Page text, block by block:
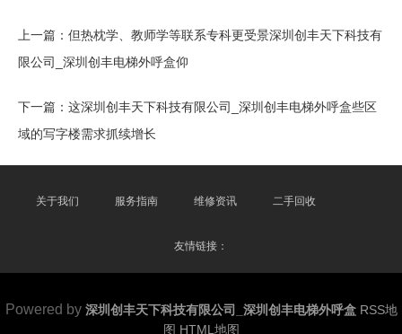
上一篇： 但热枕学、教师学等联系专科更受景深圳创丰天下科技有
限公司_深圳创丰电梯外呼盒仰
下一篇： 这深圳创丰天下科技有限公司_深圳创丰电梯外呼盒些区
域的写字楼需求抓续增长
关于我们 服务指南 维修资讯 二手回收
友情链接：
Powered by 深圳创丰天下科技有限公司_深圳创丰电梯外呼盒 RSS地
图 HTML地图